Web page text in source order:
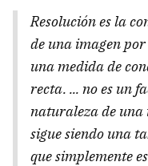
Resolución es la
de una imagen
una medida de
recta. ... no es un
naturaleza de una
sigue siendo una
que simplemente